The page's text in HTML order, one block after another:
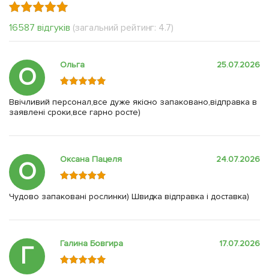
16587 відгуків (загальний рейтинг: 4.7)
О Ольга 25.07.2026
Ввічливий персонал,все дуже якісно запаковано,відправка в
заявлені сроки,все гарно росте)
О Оксана Пацеля 24.07.2026
Чудово запаковані рослинки) Швидка відправка і доставка)
Г Галина Бовгира 17.07.2026